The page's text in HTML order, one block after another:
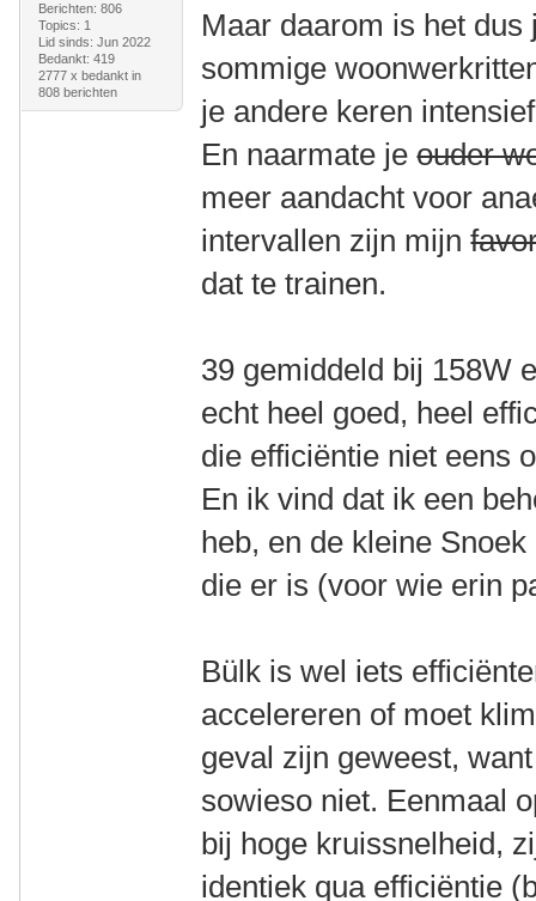
Berichten: 806
Topics: 1
Lid sinds: Jun 2022
Bedankt: 419
2777 x bedankt in
808 berichten
Maar daarom is het
sommige
je andere keren
En naarmate jeouder
meer aandacht voor
intervallen zijn mijn
dat te trainen.
39 gemiddeld bij 158W
echt heel goed, heel
die efficiëntie niet eens
En ik vind dat ik een
heb, en de kleine
die er is (voor wie erin
Bülk is wel iets
accelereren of moet
geval zijn geweest,
sowieso niet. Eenmaal
bij hoge kruissnelheid,
identiek qua efficiëntie